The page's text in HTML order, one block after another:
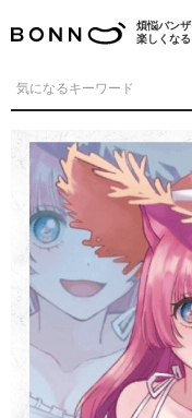
煩悩バン
楽しくなる